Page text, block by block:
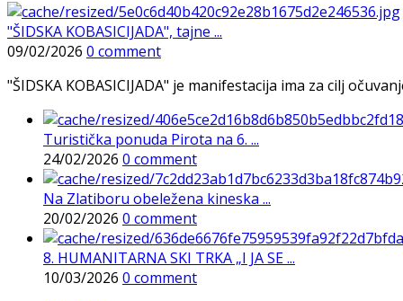
"ŠIDSKA KOBASICIJADA", tajne ...
09/02/2026 0 comment
"ŠIDSKA KOBASICIJADA" je manifestacija ima za cilj
Turistička ponuda Pirota na 6. ...
24/02/2026 0 comment
Na Zlatiboru obeležena kineska ...
20/02/2026 0 comment
8. HUMANITARNA SKI TRKA „I JA SE ...
10/03/2026 0 comment